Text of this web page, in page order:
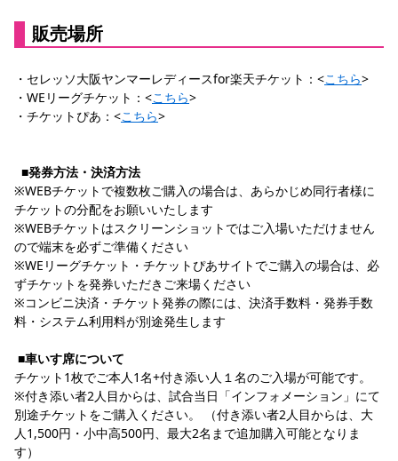
販売場所
・セレッソ大阪ヤンマーレディースfor楽天チケット：<こちら>
・WEリーグチケット：<こちら>
・チケットぴあ：<こちら>
■発券方法・決済方法
※WEBチケットで複数枚ご購入の場合は、あらかじめ同行者様に
チケットの分配をお願いいたします
※WEBチケットはスクリーンショットではご入場いただけません
ので端末を必ずご準備ください
※WEリーグチケット・チケットぴあサイトでご購入の場合は、必
ずチケットを発券いただきご来場ください
※コンビニ決済・チケット発券の際には、決済手数料・発券手数
料・システム利用料が別途発生します
■車いす席について
チケット1枚でご本人1名+付き添い人１名のご入場が可能です。
※付き添い者2人目からは、試合当日「インフォメーション」にて
別途チケットをご購入ください。 （付き添い者2人目からは、大
人1,500円・小中高500円、最大2名まで追加購入可能となりま
す）